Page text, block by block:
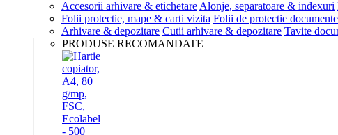
Accesorii arhivare & etichetare Alonje, separatoare & indexuri
Folii protectie, mape & carti vizita Folii de protectie documente
Arhivare & depozitare Cutii arhivare & depozitare Tavite
PRODUSE RECOMANDATE